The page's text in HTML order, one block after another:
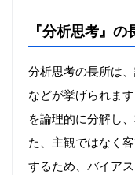
『分析思考』の
分析思考の長所は
などが挙げられま
を論理的に分解し
た、主観ではなく
するため、バイア